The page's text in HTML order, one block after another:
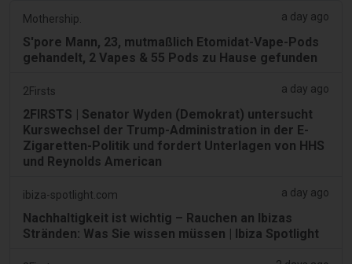
Mothership. a day ago
S'pore Mann, 23, mutmaßlich Etomidat-Vape-Pods
gehandelt, 2 Vapes & 55 Pods zu Hause gefunden
2Firsts a day ago
2FIRSTS | Senator Wyden (Demokrat) untersucht
Kurswechsel der Trump-Administration in der E-
Zigaretten-Politik und fordert Unterlagen von HHS
und Reynolds American
ibiza-spotlight.com a day ago
Nachhaltigkeit ist wichtig – Rauchen an Ibizas
Stränden: Was Sie wissen müssen | Ibiza Spotlight